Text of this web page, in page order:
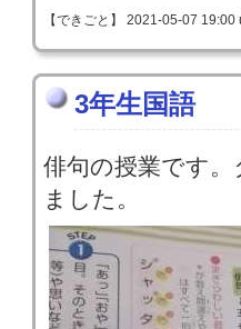
【できごと】 2021-05-07
3年生国語
俳句の授業です
ました。